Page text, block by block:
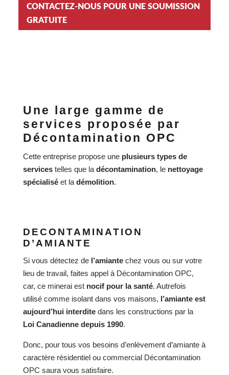
CONTACTEZ-NOUS POUR UNE SOUMISSION
GRATUITE
Une large gamme de
services proposée par
Décontamination OPC
Cette entreprise propose une plusieurs types de
servicestelles que la décontamination, le nettoyage
spécialiséet la démolition.
DECONTAMINATION
D’AMIANTE
Si vous détectez de l’amiantechez vous ou sur votre
lieu de travail, faites appel à Décontamination OPC,
car, ce minerai est nocif pour la santé. Autrefois
utilisé comme isolant dans vos maisons, l’amiante est
aujourd’hui interditedans les constructions par la
Loi Canadienne depuis 1990.
Donc, pour tous vos besoins d’enlèvement d’amiante à
caractère résidentiel ou commercial Décontamination
OPC saura vous satisfaire.